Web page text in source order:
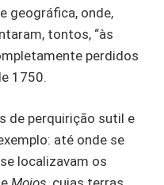
geográfica, onde,
tontos, “às
perdidos
1750.
de perquirição sutil e
até onde se
localizavam os